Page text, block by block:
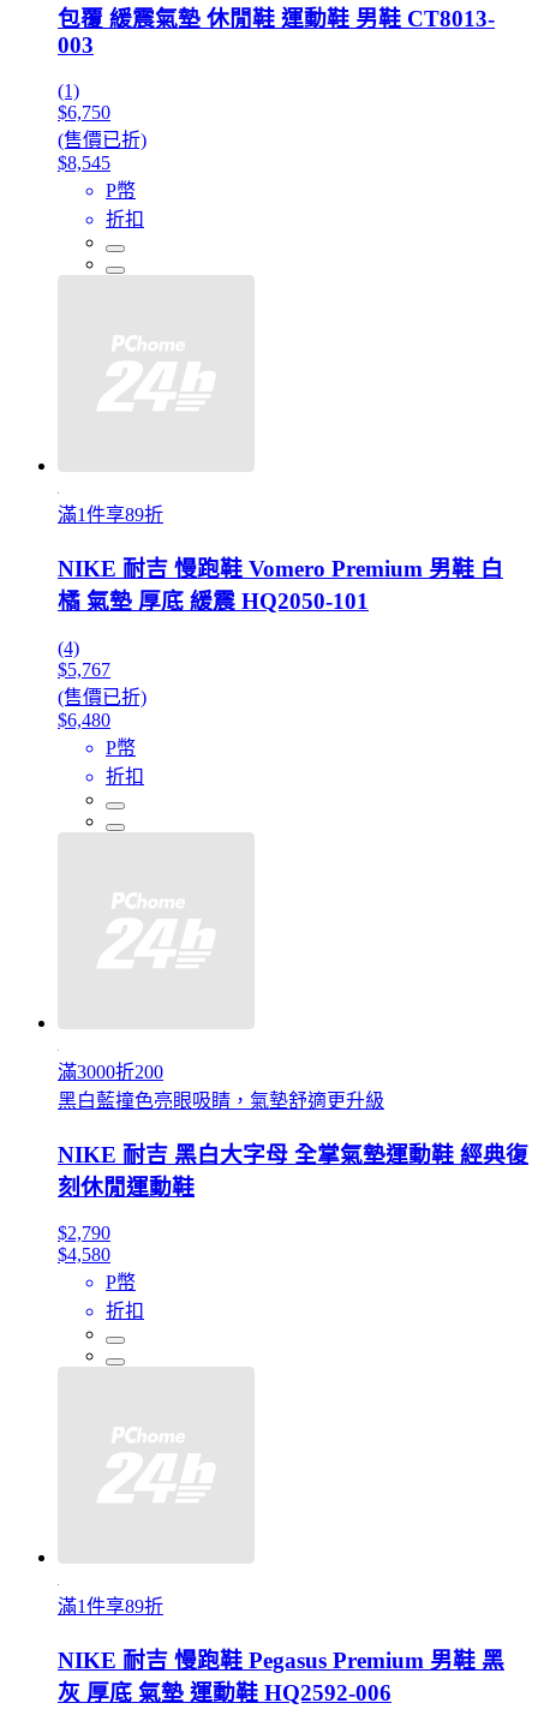
包覆 緩震氣墊 休閒鞋 運動鞋 男鞋 CT8013-
003
(1)
$6,750
(售價已折)
$8,545
P幣
折扣
滿1件享89折
NIKE 耐吉 慢跑鞋 Vomero Premium 男鞋 白
橘 氣墊 厚底 緩震 HQ2050-101
(4)
$5,767
(售價已折)
$6,480
P幣
折扣
滿3000折200
黑白藍撞色亮眼吸睛，氣墊舒適更升級
NIKE 耐吉 黑白大字母 全掌氣墊運動鞋 經典復
刻休閒運動鞋
$2,790
$4,580
P幣
折扣
滿1件享89折
NIKE 耐吉 慢跑鞋 Pegasus Premium 男鞋 黑
灰 厚底 氣墊 運動鞋 HQ2592-006